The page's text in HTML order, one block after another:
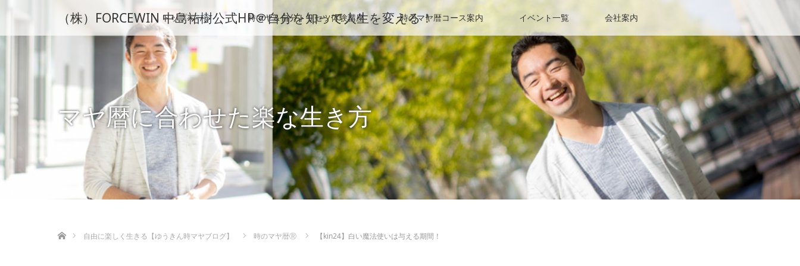
（株）FORCEWIN 中島祐樹公式HP＠自分を知って人生を変える！
トップページ 時マヤ＆自分トリセツ体験講座 時のマヤ暦コース案内 イベント一覧 会社案内
マヤ暦に合わせた楽な生き方
自由に楽しく生きる【ゆうきん時マヤブログ】
時のマヤ暦Ⓡ 【kin24】白い魔法使いは与える期間！